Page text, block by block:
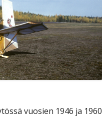
vuosien 1946 ja 1960